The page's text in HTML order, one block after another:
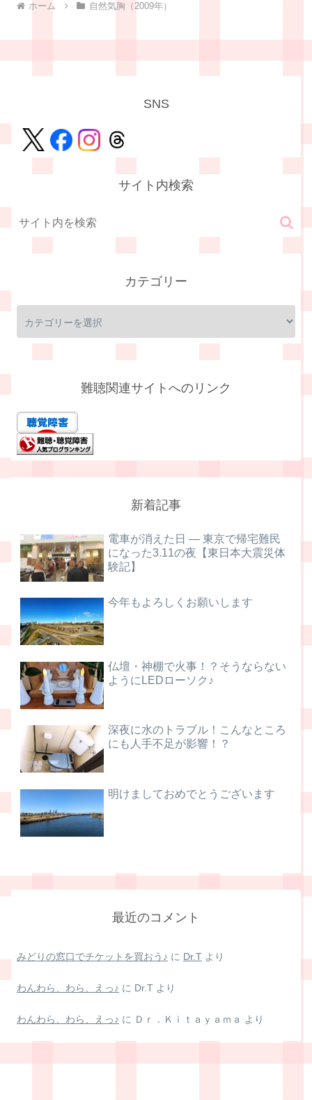
ホーム 自然気胸（2009年）
SNS
サイト内検索
カテゴリー
難聴関連サイトへのリンク
新着記事
電車が消えた日 ― 東京で帰宅難民
になった3.11の夜【東日本大震災体
験記】
今年もよろしくお願いします
仏壇・神棚で火事！？そうならない
ようにLEDローソク♪
深夜に水のトラブル！こんなところ
にも人手不足が影響！？
明けましておめでとうございます
最近のコメント
みどりの窓口でチケットを買おう♪ に Dr.T より
わんわら、わら、えっ♪ に Dr.T より
わんわら、わら、えっ♪ に Ｄｒ．Ｋｉｔａｙａｍａ より